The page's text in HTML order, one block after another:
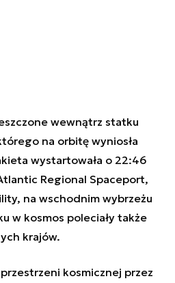
wewnątrz statku
na orbitę wyniosła
wystartowała o 22:46
Regional Spaceport,
na wschodnim wybrzeżu
w kosmos poleciały także
krajów.
kosmicznej przez